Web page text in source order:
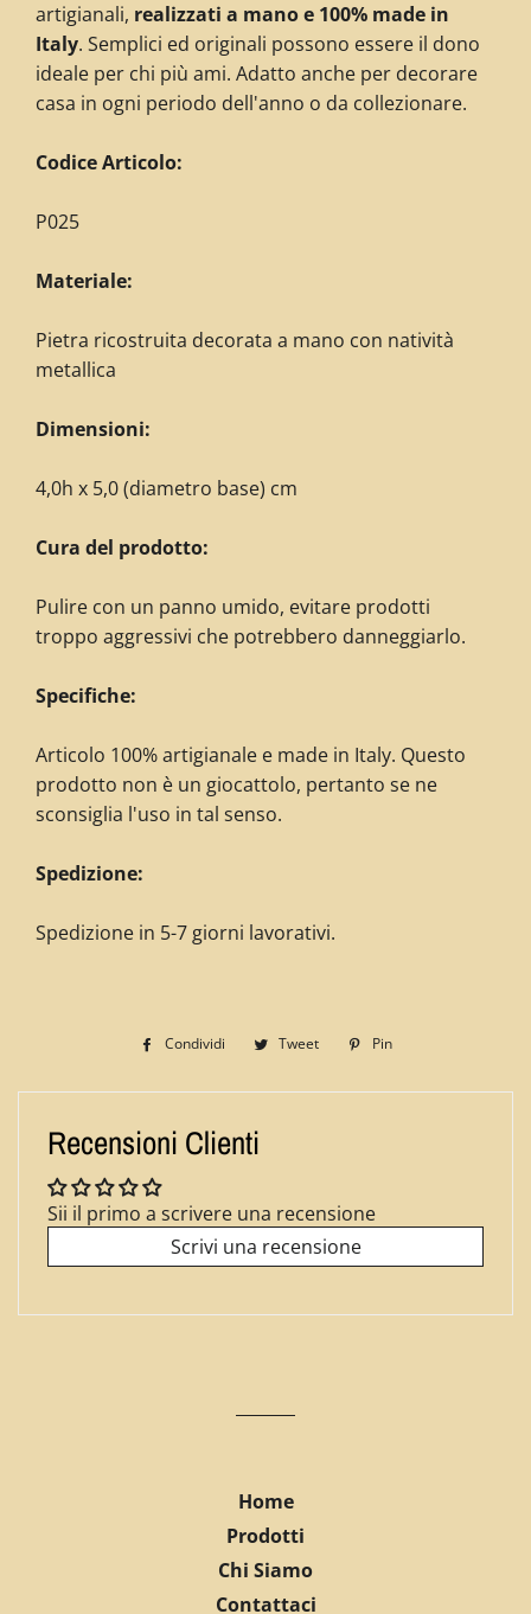
artigianali, realizzati a mano e 100% made in
Italy. Semplici ed originali possono essere il dono
ideale per chi più ami. Adatto anche per decorare
casa in ogni periodo dell'anno o da collezionare.
Codice Articolo:
P025
Materiale:
Pietra ricostruita decorata a mano con natività
metallica
Dimensioni:
4,0h x 5,0 (diametro base) cm
Cura del prodotto:
Pulire con un panno umido, evitare prodotti
troppo aggressivi che potrebbero danneggiarlo.
Specifiche:
Articolo 100% artigianale e made in Italy. Questo
prodotto non è un giocattolo, pertanto se ne
sconsiglia l'uso in tal senso.
Spedizione:
Spedizione in 5-7 giorni lavorativi.
Condividi
Condividi
Facebook
Tweet
Twitta
Twitter
Pin
Pinterest
Recensioni Clienti
Sii il primo a scrivere una recensione
Scrivi una recensione
Home
Prodotti
Chi Siamo
Contattaci